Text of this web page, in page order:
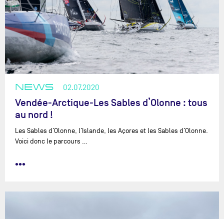
NEWS 02.07.2020
Vendée-Arctique-Les Sables d’Olonne : tous
au nord !
Les Sables d’Olonne, l’Islande, les Açores et les Sables d’Olonne.
Voici donc le parcours …
•••